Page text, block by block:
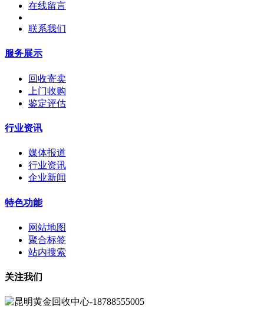
在线留言
联系我们
服务展示
回收寄卖
上门收购
鉴定评估
行业资讯
媒体报道
行业资讯
企业新闻
特色功能
网站地图
聚合标签
站内搜索
关注我们